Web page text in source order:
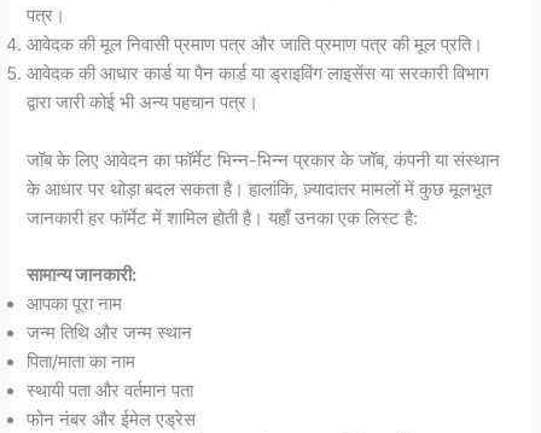
पत्र।
आवेदक की मूल निवासी प्रमाण पत्र और जाति प्रमाण पत्र की मूल प्रति।
आवेदक की आधार कार्ड या पैन कार्ड या ड्राइविंग लाइसेंस या सरकारी विभाग
द्वारा जारी कोई भी अन्य पहचान पत्र।
जॉब के लिए आवेदन का फॉर्मेट भिन्न-भिन्न प्रकार के जॉब, कंपनी या संस्थान
के आधार पर थोड़ा बदल सकता है। हालांकि, ज़्यादातर मामलों में कुछ मूलभूत
जानकारी हर फॉर्मेट में शामिल होती है। यहाँ उनका एक लिस्ट है:
सामान्य जानकारी:
आपका पूरा नाम
जन्म तिथि और जन्म स्थान
पिता/माता का नाम
स्थायी पता और वर्तमान पता
फोन नंबर और ईमेल एड्रेस